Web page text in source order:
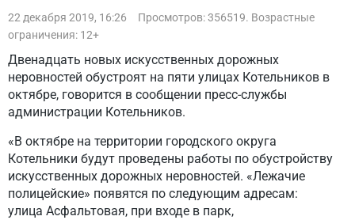
22 декабря 2019, 16:26
Просмотров: 356519. Возрастные
ограничения: 12+
Двенадцать новых искусственных дорожных
неровностей обустроят на пяти улицах Котельников в
октябре, говорится в сообщении пресс-службы
администрации Котельников.
«В октябре на территории городского округа
Котельники будут проведены работы по обустройству
искусственных дорожных неровностей. «Лежачие
полицейские» появятся по следующим адресам:
улица Асфальтовая, при входе в парк,